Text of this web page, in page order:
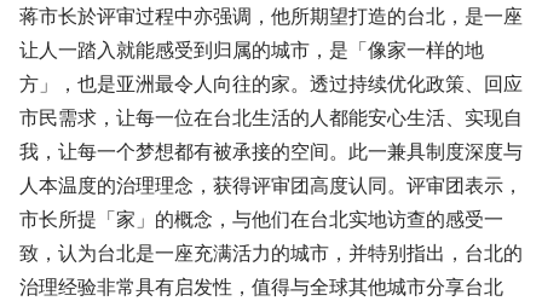
蒋市长於评审过程中亦强调，他所期望打造的台北，是一座
让人一踏入就能感受到归属的城市，是「像家一样的地
方」，也是亚洲最令人向往的家。透过持续优化政策、回应
市民需求，让每一位在台北生活的人都能安心生活、实现自
我，让每一个梦想都有被承接的空间。此一兼具制度深度与
人本温度的治理理念，获得评审团高度认同。评审团表示，
市长所提「家」的概念，与他们在台北实地访查的感受一
致，认为台北是一座充满活力的城市，并特别指出，台北的
治理经验非常具有启发性，值得与全球其他城市分享台北